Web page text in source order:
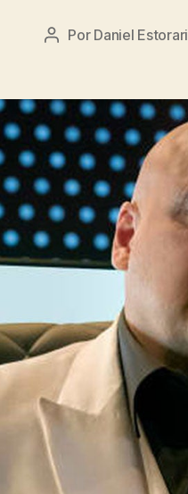
Autor
Por Daniel Estorari